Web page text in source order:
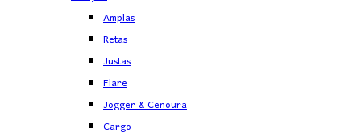
Amplas
Retas
Justas
Flare
Jogger & Cenoura
Cargo